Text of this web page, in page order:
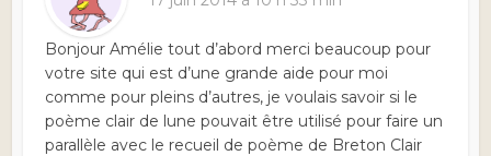
Bonjour Amélie tout d’abord merci beaucoup pour
votre site qui est d’une grande aide pour moi
comme pour pleins d’autres, je voulais savoir si le
poème clair de lune pouvait être utilisé pour faire un
parallèle avec le recueil de poème de Breton Clair